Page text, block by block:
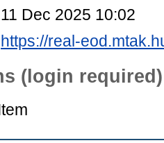
11 Dec 2025 10:02
https://real-
(login required)